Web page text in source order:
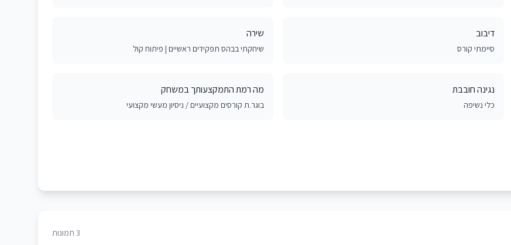
דיבוב
סיימתי קורס
שירה
שיחקתי בבהס תפקידים ראשיים | פיתוח קול
נגינה חובבת
כלי נשיפה
מה רמת התמקצעותך במשחק
בוגר.ת קורסים מקצועיים / ניסיון מעשי מקצועי
3 תמונות